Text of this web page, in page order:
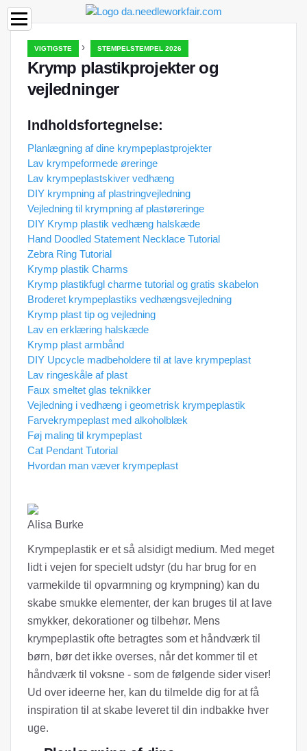
VIGTIGSTE › STEMPELSTEMPEL 2026
Krymp plastikprojekter og
vejledninger
Indholdsfortegnelse:
Planlægning af dine krympeplastprojekter
Lav krympeformede øreringe
Lav krympeplastskiver vedhæng
DIY krympning af plastringvejledning
Vejledning til krympning af plastøreringe
DIY Krymp plastik vedhæng halskæde
Hand Doodled Statement Necklace Tutorial
Zebra Ring Tutorial
Krymp plastik Charms
Krymp plastikfugl charme tutorial og gratis skabelon
Broderet krympeplastiks vedhængsvejledning
Krymp plast tip og vejledning
Lav en erklæring halskæde
Krymp plast armbånd
DIY Upcycle madbeholdere til at lave krympeplast
Lav ringeskåle af plast
Faux smeltet glas teknikker
Vejledning i vedhæng i geometrisk krympeplastik
Farvekrympeplast med alkoholblæk
Føj maling til krympeplast
Cat Pendant Tutorial
Hvordan man væver krympeplast
Alisa Burke
Krympeplastik er et så alsidigt medium. Med meget
lidt i vejen for specielt udstyr (du har brug for en
varmekilde til opvarmning og krympning) kan du
skabe smukke elementer, der kan bruges til at lave
smykker, dekorationer og tilbehør. Mens
krympeplastik ofte betragtes som et håndværk til
børn, bør det ikke overses, når det kommer til et
håndværk til voksne - som de følgende sider viser!
Ud over ideerne her, kan du tilmelde dig for at få
inspiration til at skabe leveret til din indbakke hver
uge.